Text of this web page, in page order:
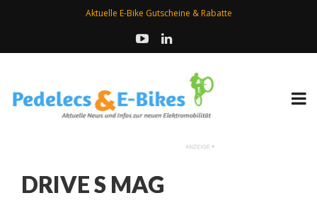
Aktuelle E-Bike Gutscheine & Rabatte
DRIVE S MAG